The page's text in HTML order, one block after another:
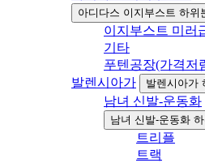
아디다스 이지부스트 하위
이지부스트 미러
기타
푸텐공장(가격저
발렌시아가
발렌시아가
남녀 신발-운동화
남녀 신발-운동화
트리플
트랙